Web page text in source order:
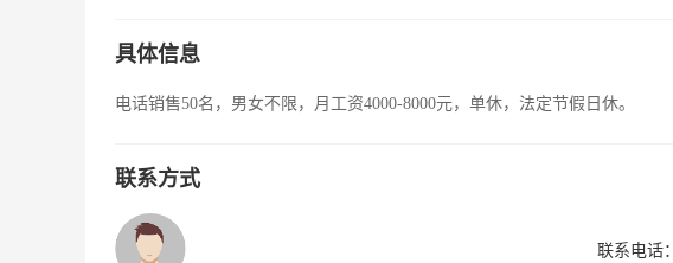
具体信息
电话销售50名，男女不限，月工资4000-8000元，单休，法定节假日休。
联系方式
联系电话：